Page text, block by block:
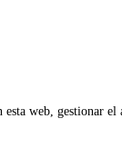
web, gestionar